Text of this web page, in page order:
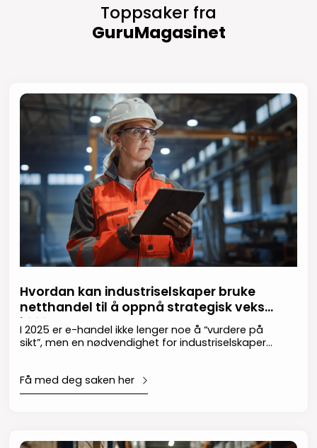
Toppsaker fra
GuruMagasinet
Hvordan kan industriselskaper bruke
netthandel til å oppnå strategisk vekst
i 2025?
I 2025 er e-handel ikke lenger noe å “vurdere på
sikt”, men en nødvendighet for industriselskaper
startfasen med digital transformasjon, er
potensialet for e-handel åpenbart – fra å
Få med deg saken her